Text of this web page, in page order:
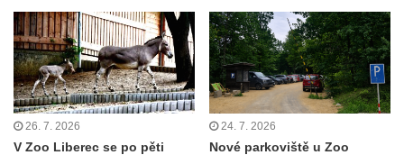
26. 7. 2026
V Zoo Liberec se po pěti
24. 7. 2026
Nové parkoviště u Zoo